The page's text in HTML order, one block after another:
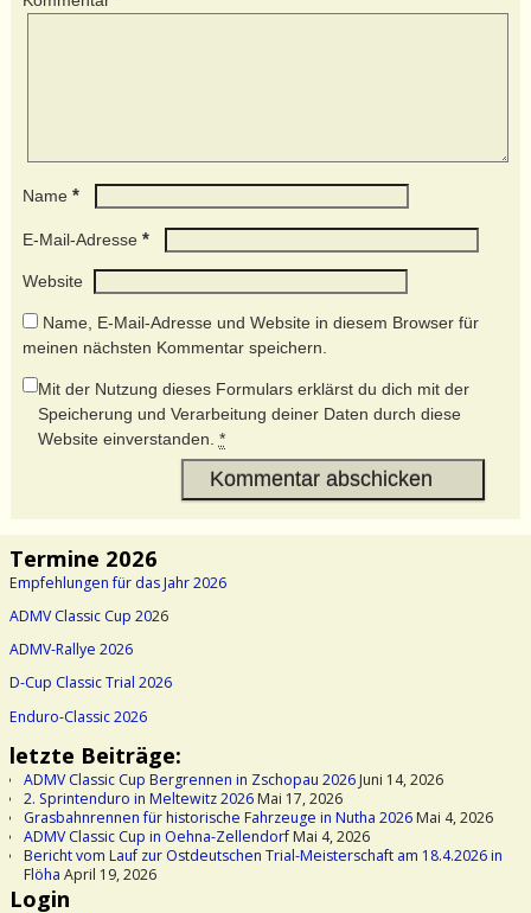
Name *
E-Mail-Adresse *
Website
Name, E-Mail-Adresse und Website in diesem Browser für
meinen nächsten Kommentar speichern.
Mit der Nutzung dieses Formulars erklärst du dich mit der
Speicherung und Verarbeitung deiner Daten durch diese
Website einverstanden. *
Termine 2026
Empfehlungen für das Jahr 2026
ADMV Classic Cup 2026
ADMV-Rallye 2026
D-Cup Classic Trial 2026
Enduro-Classic 2026
letzte Beiträge:
ADMV Classic Cup Bergrennen in Zschopau 2026Juni 14, 2026
2. Sprintenduro in Meltewitz 2026Mai 17, 2026
Grasbahnrennen für historische Fahrzeuge in Nutha 2026Mai 4, 2026
ADMV Classic Cup in Oehna-ZellendorfMai 4, 2026
Bericht vom Lauf zur Ostdeutschen Trial-Meisterschaft am 18.4.2026 in
Flöha April 19, 2026
Login